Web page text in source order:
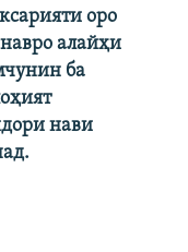
оро
алайҳи
ба
нави